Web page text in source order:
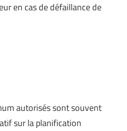
en cas de défaillance de
autorisés sont souvent
sur la planification